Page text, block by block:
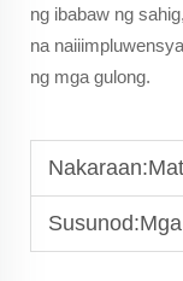
ng ibabaw ng
na
ng mga gulong.
Nakaraan:Mataas
Susunod:Mga